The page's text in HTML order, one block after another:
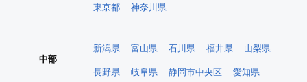
東京都 神奈川県
中部
新潟県 富山県 石川県 福井県 山梨県
長野県 岐阜県 静岡市中央区 愛知県